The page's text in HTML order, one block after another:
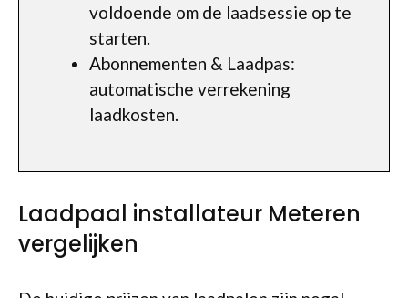
voldoende om de laadsessie op te
starten.
Abonnementen & Laadpas:
automatische verrekening
laadkosten.
Laadpaal installateur Meteren
vergelijken